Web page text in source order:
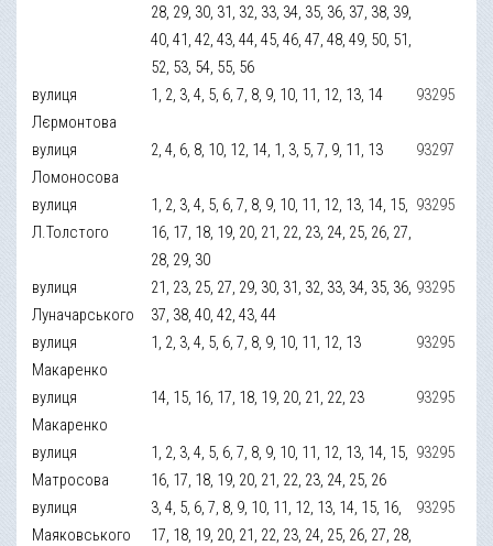
28, 29, 30, 31, 32, 33, 34, 35, 36, 37, 38, 39,
40, 41, 42, 43, 44, 45, 46, 47, 48, 49, 50, 51,
52, 53, 54, 55, 56
вулиця
Лєрмонтова
1, 2, 3, 4, 5, 6, 7, 8, 9, 10, 11, 12, 13, 14 93295
вулиця
Ломоносова
2, 4, 6, 8, 10, 12, 14, 1, 3, 5, 7, 9, 11, 13 93297
вулиця
Л.Толстого
1, 2, 3, 4, 5, 6, 7, 8, 9, 10, 11, 12, 13, 14, 15,
16, 17, 18, 19, 20, 21, 22, 23, 24, 25, 26, 27,
28, 29, 30
93295
вулиця
Луначарського
21, 23, 25, 27, 29, 30, 31, 32, 33, 34, 35, 36,
37, 38, 40, 42, 43, 44
93295
вулиця
Макаренко
1, 2, 3, 4, 5, 6, 7, 8, 9, 10, 11, 12, 13 93295
вулиця
Макаренко
14, 15, 16, 17, 18, 19, 20, 21, 22, 23 93295
вулиця
Матросова
1, 2, 3, 4, 5, 6, 7, 8, 9, 10, 11, 12, 13, 14, 15,
16, 17, 18, 19, 20, 21, 22, 23, 24, 25, 26
93295
вулиця
Маяковського
3, 4, 5, 6, 7, 8, 9, 10, 11, 12, 13, 14, 15, 16,
17, 18, 19, 20, 21, 22, 23, 24, 25, 26, 27, 28,
93295